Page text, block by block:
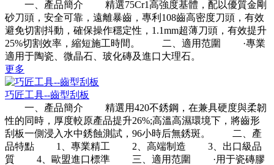
一、產品簡介 精選75Cr1高強度基體，配以優質金剛
砂刀頭，安全可靠，遠離暴齒，專利108齒高密度刀頭，有效
避免切割抖動，確保操作穩定性，1.1mm超薄刀頭，有效提升
25%切割效率，縮短施工時間。 二、適用范圍 ·專業
適用于陶瓷、微晶石、玻化磚及進口大理石。
更多
巧匠工具--齒型刮板
一、產品簡介 精選用420不銹鋼，在兼具硬度與柔韌
性的同時，厚度較原產品提升26%;高溫高濕環境下，將齒形
刮板一側浸入水中銹蝕測試，96小時后無銹斑。 二、產
品特點 1、專業精工 2、高端制造 3、出口級品
質 4、歐盟進口標準 三、適用范圍 ·用于瓷磚膠